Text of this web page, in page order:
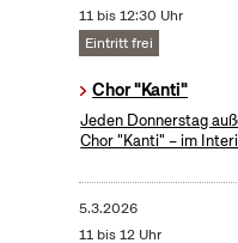
11 bis 12:30 Uhr
Eintritt frei
Chor "Kanti"
Jeden Donnerstag
Chor "Kanti" – im
5.3.2026
11 bis 12 Uhr